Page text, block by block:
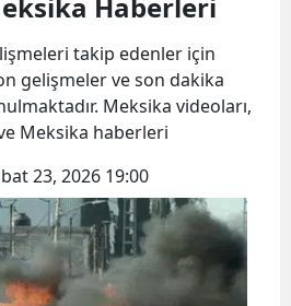
Haberleri
takip edenler için
gelişmeler ve son dakika
Meksika videoları,
Meksika haberleri
23, 2026 19:00